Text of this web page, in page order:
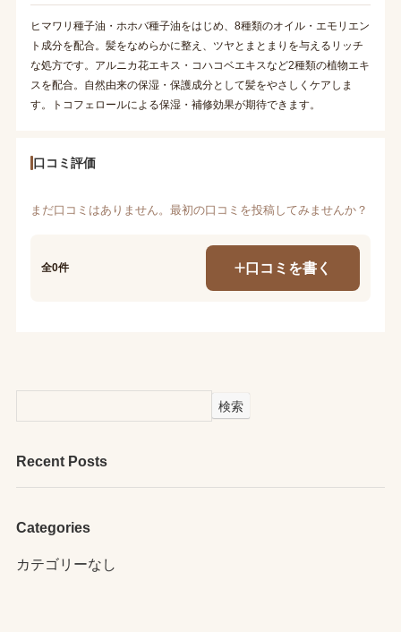
ヒマワリ種子油・ホホバ種子油をはじめ、8種類のオイル・エモリエン
ト成分を配合。髪をなめらかに整え、ツヤとまとまりを与えるリッチ
な処方です。アルニカ花エキス・コハコベエキスなど2種類の植物エキ
スを配合。自然由来の保湿・保護成分として髪をやさしくケアしま
す。トコフェロールによる保湿・補修効果が期待できます。
口コミ評価
まだ口コミはありません。最初の口コミを投稿してみませんか？
全0件 口コミを書く
検索
Recent Posts
Categories
カテゴリーなし